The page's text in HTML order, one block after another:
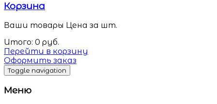
Корзина
Ваши товары Цена за шт.
Итого: 0 руб.
Перейти в корзину
Оформить заказ
Toggle navigation
Меню